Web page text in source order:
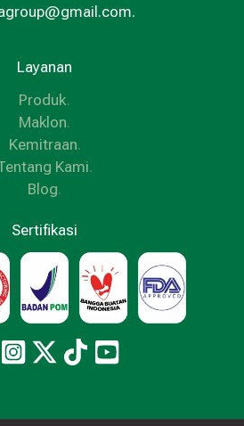
Layanan
Produk.
Maklon.
Kemitraan.
Kami.
Blog.
Sertifikasi